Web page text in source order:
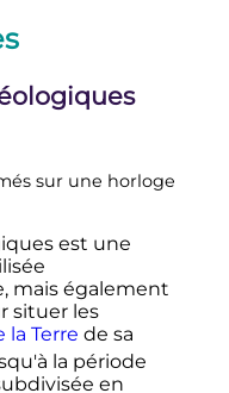
sur une horloge
est une
mais également
situer les
la Terre de sa
la période
en